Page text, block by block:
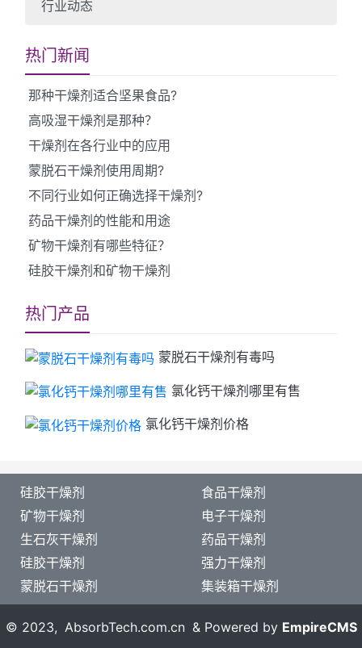
行业动态
热门新闻
那种干燥剂适合坚果食品?
高吸湿干燥剂是那种？
干燥剂在各行业中的应用
蒙脱石干燥剂使用周期?
不同行业如何正确选择干燥剂?
药品干燥剂的性能和用途
矿物干燥剂有哪些特征？
硅胶干燥剂和矿物干燥剂
热门产品
蒙脱石干燥剂有毒吗
氯化钙干燥剂哪里有售
氯化钙干燥剂价格
硅胶干燥剂
矿物干燥剂
生石灰干燥剂
硅胶干燥剂
蒙脱石干燥剂
食品干燥剂
电子干燥剂
药品干燥剂
强力干燥剂
集装箱干燥剂
© 2023, AbsorbTech.com.cn & Powered by EmpireCMS